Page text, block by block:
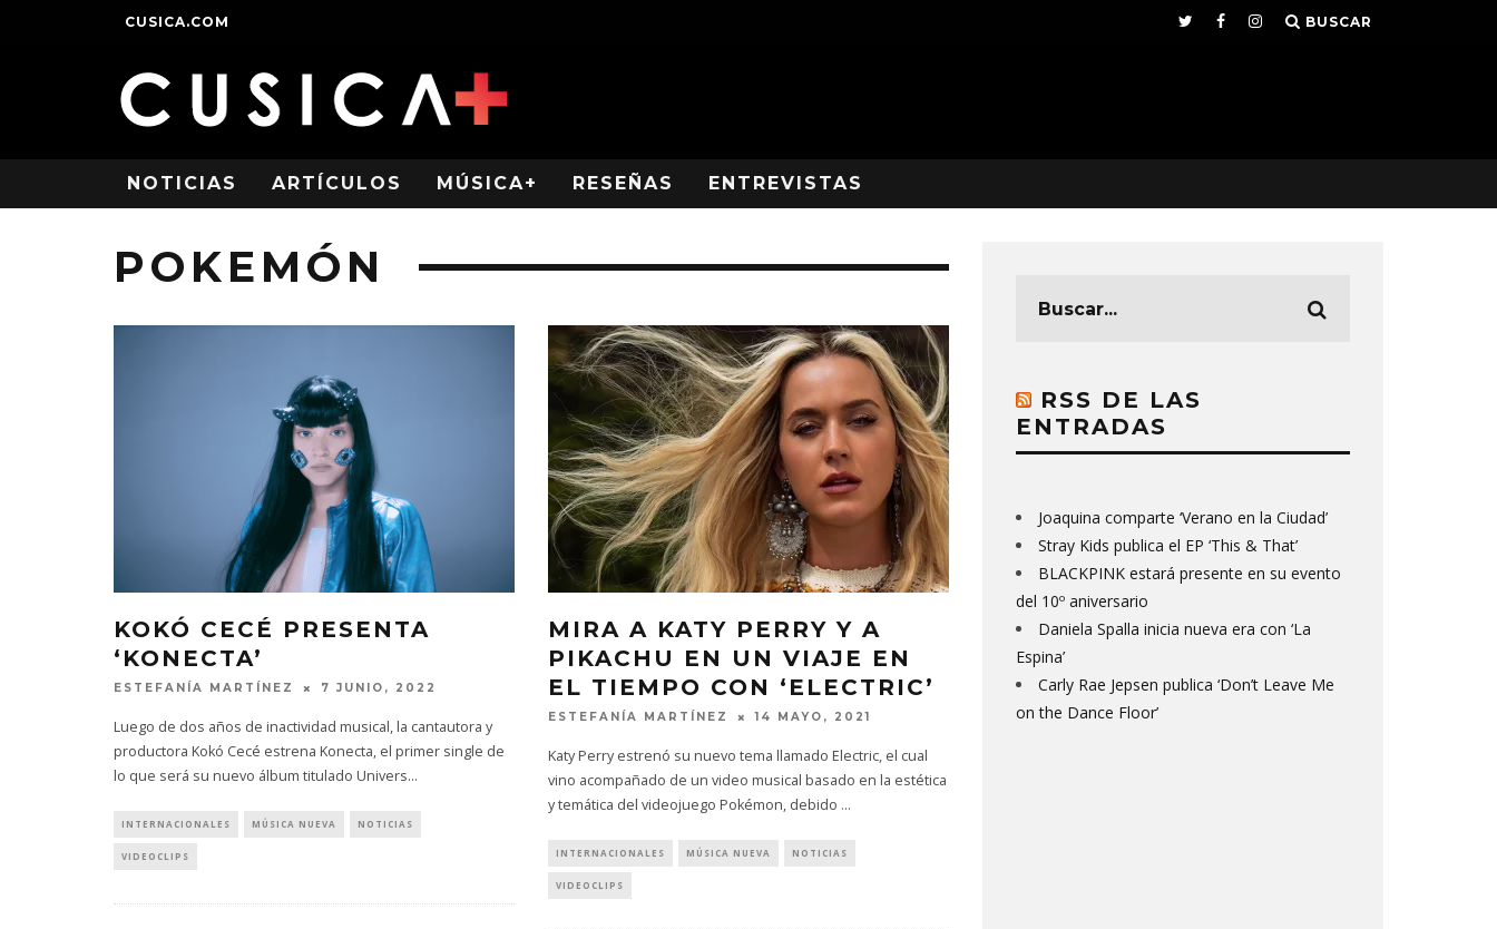
CUSICA.COM BUSCAR
NOTICIAS ARTÍCULOS MÚSICA+ RESEÑAS ENTREVISTAS
POKEMÓN
KOKÓ CECÉ PRESENTA
‘KONECTA’
ESTEFANÍA MARTÍNEZ 7 JUNIO, 2022
Luego de dos años de inactividad musical, la cantautora y
productora Kokó Cecé estrena Konecta, el primer single de
lo que será su nuevo álbum titulado Univers...
INTERNACIONALES MÚSICA NUEVA NOTICIAS
VIDEOCLIPS
MIRA A KATY PERRY Y A
PIKACHU EN UN VIAJE EN
EL TIEMPO CON ‘ELECTRIC’
ESTEFANÍA MARTÍNEZ 14 MAYO, 2021
Katy Perry estrenó su nuevo tema llamado Electric, el cual
vino acompañado de un video musical basado en la estética
y temática del videojuego Pokémon, debido ...
INTERNACIONALES MÚSICA NUEVA NOTICIAS
VIDEOCLIPS
RSS DE LAS
ENTRADAS
Joaquina comparte ‘Verano en la Ciudad’
Stray Kids publica el EP ‘This & That’
BLACKPINK estará presente en su evento
del 10º aniversario
Daniela Spalla inicia nueva era con ‘La
Espina’
Carly Rae Jepsen publica ‘Don’t Leave Me
on the Dance Floor’